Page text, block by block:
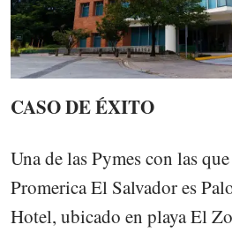
CASO DE ÉXITO
Una de las Pymes con las
Promerica El Salvador es
Hotel, ubicado en playa El